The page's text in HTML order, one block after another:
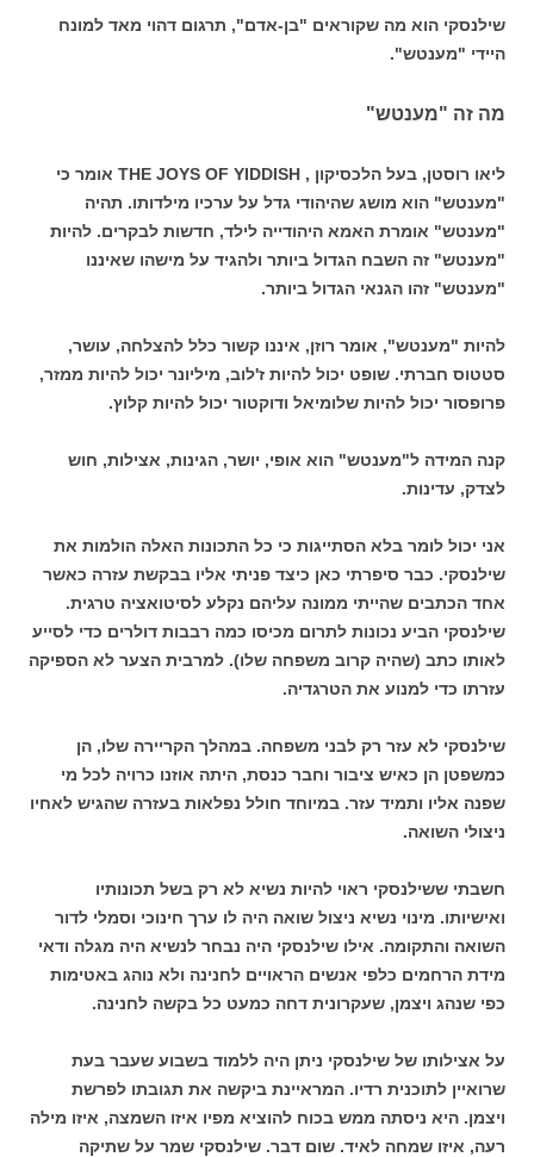
שילנסקי הוא מה שקוראים "בן-אדם", תרגום דהוי מאד למונח
היידי "מענטש".
מה זה "מענטש"
ליאו רוסטן, בעל הלכסיקון , THE JOYS OF YIDDISH אומר כי
"מענטש" הוא מושג שהיהודי גדל על ערכיו מילדותו. תהיה
"מענטש" אומרת האמא היהודייה לילד, חדשות לבקרים. להיות
"מענטש" זה השבח הגדול ביותר ולהגיד על מישהו שאיננו
"מענטש" זהו הגנאי הגדול ביותר.
להיות "מענטש", אומר רוזן, איננו קשור כלל להצלחה, עושר,
סטטוס חברתי. שופט יכול להיות ז'לוב, מיליונר יכול להיות ממזר,
פרופסור יכול להיות שלומיאל ודוקטור יכול להיות קלוץ.
קנה המידה ל"מענטש" הוא אופי, יושר, הגינות, אצילות, חוש
לצדק, עדינות.
אני יכול לומר בלא הסתייגות כי כל התכונות האלה הולמות את
שילנסקי. כבר סיפרתי כאן כיצד פניתי אליו בבקשת עזרה כאשר
אחד הכתבים שהייתי ממונה עליהם נקלע לסיטואציה טרגית.
שילנסקי הביע נכונות לתרום מכיסו כמה רבבות דולרים כדי לסייע
לאותו כתב (שהיה קרוב משפחה שלו). למרבית הצער לא הספיקה
עזרתו כדי למנוע את הטרגדיה.
שילנסקי לא עזר רק לבני משפחה. במהלך הקריירה שלו, הן
כמשפטן הן כאיש ציבור וחבר כנסת, היתה אוזנו כרויה לכל מי
שפנה אליו ותמיד עזר. במיוחד חולל נפלאות בעזרה שהגיש לאחיו
ניצולי השואה.
חשבתי ששילנסקי ראוי להיות נשיא לא רק בשל תכונותיו
ואישיותו. מינוי נשיא ניצול שואה היה לו ערך חינוכי וסמלי לדור
השואה והתקומה. אילו שילנסקי היה נבחר לנשיא היה מגלה ודאי
מידת הרחמים כלפי אנשים הראויים לחנינה ולא נוהג באטימות
כפי שנהג ויצמן, שעקרונית דחה כמעט כל בקשה לחנינה.
על אצילותו של שילנסקי ניתן היה ללמוד בשבוע שעבר בעת
שרואיין לתוכנית רדיו. המראיינת ביקשה את תגובתו לפרשת
ויצמן. היא ניסתה ממש בכוח להוציא מפיו איזו השמצה, איזו מילה
רעה, איזו שמחה לאיד. שום דבר. שילנסקי שמר על שתיקה